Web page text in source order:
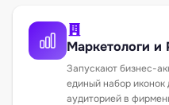
Маркетологи и
Запускают бизнес-
единый набор иконок
аудиторией в